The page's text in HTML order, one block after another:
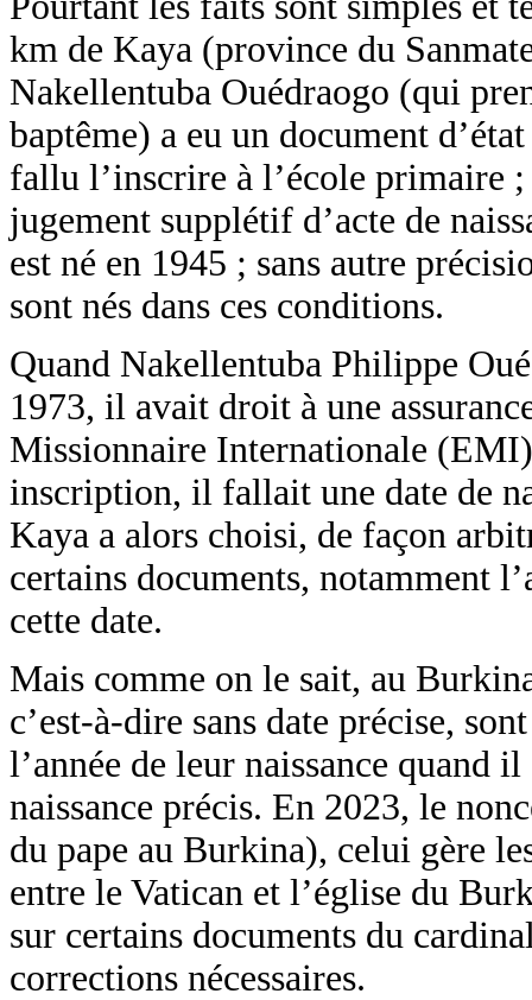
km de Kaya (province du
Nakellentuba Ouédraogo (qui
baptême) a eu un document
fallu l’inscrire à l’école primaire ;
jugement supplétif d’acte de
est né en 1945 ; sans autre
sont nés dans ces conditions.
Quand Nakellentuba Philippe
1973, il avait droit à une
Missionnaire Internationale
inscription, il fallait une date de
Kaya a alors choisi, de façon
certains documents, notamment
cette date.
Mais comme on le sait, au
c’est-à-dire sans date précise,
l’année de leur naissance quand
naissance précis. En 2023, le
du pape au Burkina), celui gère
entre le Vatican et l’église du
sur certains documents du
corrections nécessaires.